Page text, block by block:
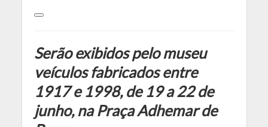
Serão exibidos pelo museu
veículos fabricados entre
1917 e 1998, de 19 a 22 de
junho, na Praça Adhemar de